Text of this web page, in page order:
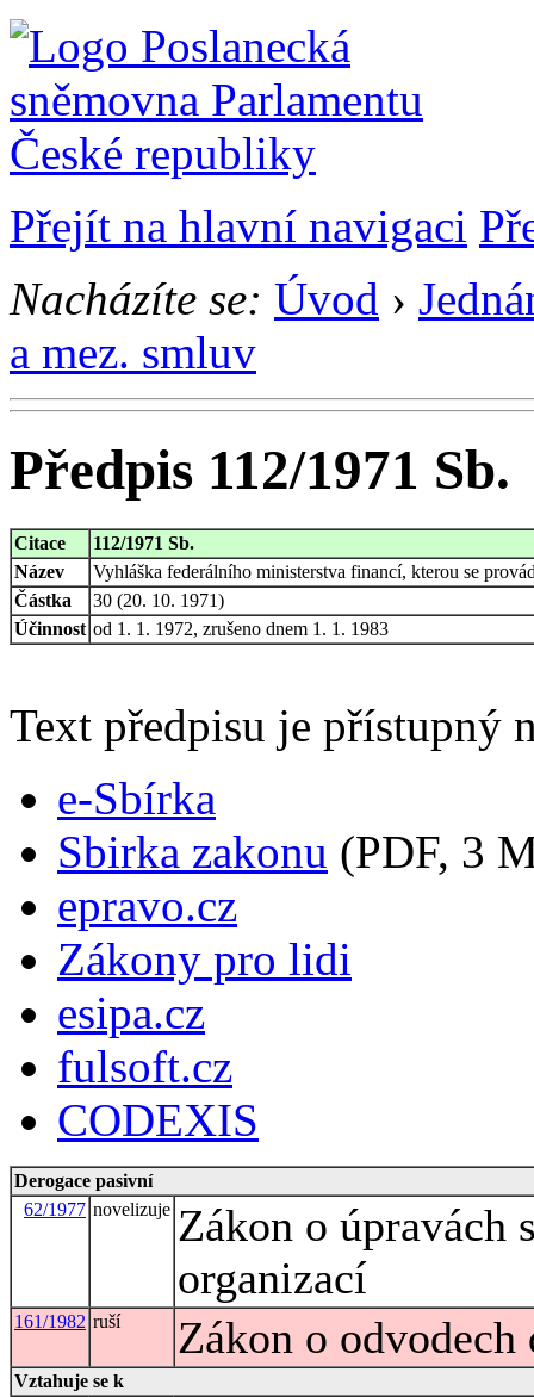
Přejít na hlavní navigaci
Nacházíte se: Úvod ›
a mez. smluv
Předpis 112/1971 Sb.
Citace
112/1971 Sb.
Název
Vyhláška federálního ministerstva financí, kterou se
Částka
30 (20. 10. 1971)
Účinnost od 1. 1. 1972, zrušeno dnem 1. 1. 1983
Text předpisu je přístupný
e-Sbírka
Sbirka zakonu (PDF, 3
epravo.cz
Zákony pro lidi
esipa.cz
fulsoft.cz
CODEXIS
Derogace pasivní
62/1977 novelizuje Zákon o úpravách
organizací
161/1982 ruší Zákon o
Vztahuje se k